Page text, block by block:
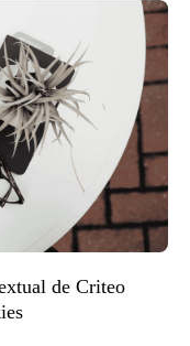
de Criteo